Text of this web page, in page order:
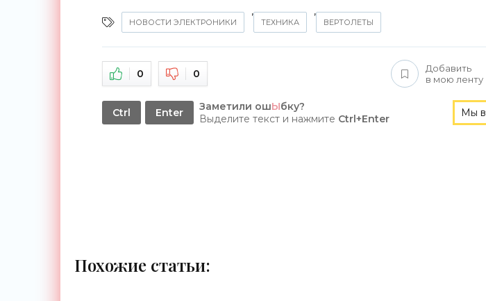
НОВОСТИ ЭЛЕКТРОНИКИ
,
ТЕХНИКА
,
ВЕРТОЛЕТЫ
0 0
Добавить
в мою ленту
Ctrl Enter Заметили ошЫбку?
Выделите текст и нажмите Ctrl+Enter Мы в
Похожие статьи: